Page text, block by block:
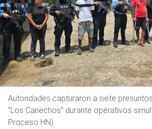
Autoridades capturaron a siete
“Los Canechos” durante operativos
Proceso HN)